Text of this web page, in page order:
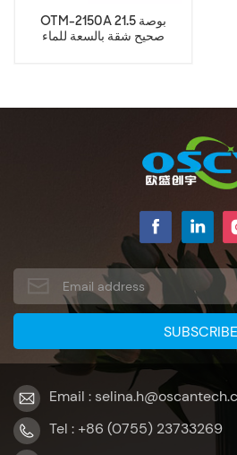
OTM-2150A 21.5 بوصة
صحيح شقة بالسعة للماء
Email :
Tel : +86 (0755) 23733269